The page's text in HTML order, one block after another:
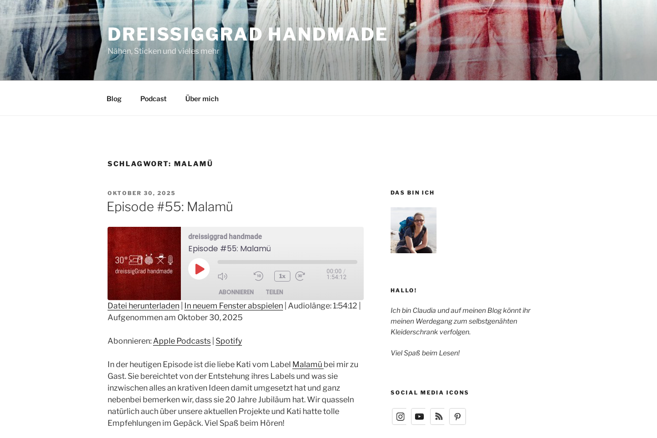
Zum
Inhalt
springen
DREISSIGGRAD HANDMADE
Nähen, Sticken und vieles mehr
Blog Podcast Über mich
SCHLAGWORT: MALAMÜ
VERÖFFENTLICHT
AM
OKTOBER 30, 2025
Episode #55: Malamü
dreissiggrad handmade
Episode #55: Malamü
Play
1x
00:00 /
1:54:12
ABONNIEREN TEILEN
Apple Podcasts Spotify
RSS FEED
TEILEN
LINK
EMBED
Datei herunterladen In neuem Fenster abspielen Audiolänge: 1:54:12
Aufgenommen am Oktober 30, 2025
Abonnieren: Apple Podcasts Spotify
In der heutigen Episode ist die liebe Kati vom Label Malamü bei mir zu
Gast. Sie bereichtet von der Entstehung ihres Labels und was sie
inzwischen alles an krativen Ideen damit umgesetzt hat und ganz
nebenbei bemerken wir, dass sie 20 Jahre Jubiläum hat. Wir quasseln
natürlich auch über unsere aktuellen Projekte und Kati hatte tolle
Empfehlungen im Gepäck. Viel Spaß beim Hören!
DAS BIN ICH
HALLO!
Ich bin Claudia und auf meinen Blog könnt ihr
meinen Werdegang zum selbstgenähten
Kleiderschrank verfolgen.
Viel Spaß beim Lesen!
SOCIAL MEDIA ICONS